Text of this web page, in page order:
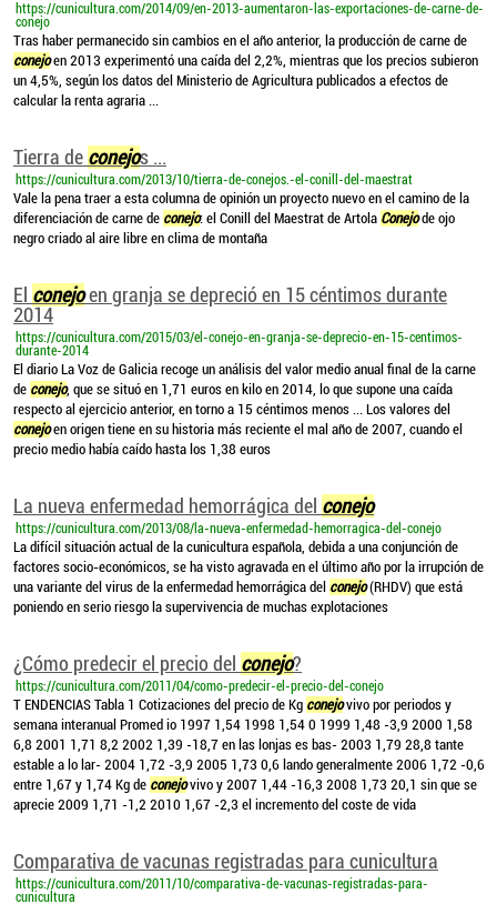
https://cunicultura.com/2014/09/en-2013-aumentaron-las-exportaciones-de-carne-de-
conejo
Tras haber permanecido sin cambios en el año anterior, la producción de carne de
conejoen 2013 experimentó una caída del 2,2%, mientras que los precios subieron
un 4,5%, según los datos del Ministerio de Agricultura publicados a efectos de
calcular la renta agraria ...
Tierra de conejos ...
https://cunicultura.com/2013/10/tierra-de-conejos.-el-conill-del-maestrat
Vale la pena traer a esta columna de opinión un proyecto nuevo en el camino de la
diferenciación de carne de conejo: el Conill del Maestrat de Artola Conejode ojo
negro criado al aire libre en clima de montaña
El conejoen granja se depreció en 15 céntimos durante
2014
https://cunicultura.com/2015/03/el-conejo-en-granja-se-deprecio-en-15-centimos-
durante-2014
El diario La Voz de Galicia recoge un análisis del valor medio anual final de la carne
de conejo, que se situó en 1,71 euros en kilo en 2014, lo que supone una caída
respecto al ejercicio anterior, en torno a 15 céntimos menos ... Los valores del
conejoen origen tiene en su historia más reciente el mal año de 2007, cuando el
precio medio había caído hasta los 1,38 euros
La nueva enfermedad hemorrágica del conejo
https://cunicultura.com/2013/08/la-nueva-enfermedad-hemorragica-del-conejo
La difícil situación actual de la cunicultura española, debida a una conjunción de
factores socio-económicos, se ha visto agravada en el último año por la irrupción de
una variante del virus de la enfermedad hemorrágica del conejo(RHDV) que está
poniendo en serio riesgo la supervivencia de muchas explotaciones
¿Cómo predecir el precio del conejo?
https://cunicultura.com/2011/04/como-predecir-el-precio-del-conejo
T ENDENCIAS Tabla 1 Cotizaciones del precio de Kg conejovivo por periodos y
semana interanual Promed io 1997 1,54 1998 1,54 0 1999 1,48 -3,9 2000 1,58
6,8 2001 1,71 8,2 2002 1,39 -18,7 en las lonjas es bas- 2003 1,79 28,8 tante
estable a lo lar- 2004 1,72 -3,9 2005 1,73 0,6 lando generalmente 2006 1,72 -0,6
entre 1,67 y 1,74 Kg de conejovivo y 2007 1,44 -16,3 2008 1,73 20,1 sin que se
aprecie 2009 1,71 -1,2 2010 1,67 -2,3 el incremento del coste de vida
Comparativa de vacunas registradas para cunicultura
https://cunicultura.com/2011/10/comparativa-de-vacunas-registradas-para-
cunicultura